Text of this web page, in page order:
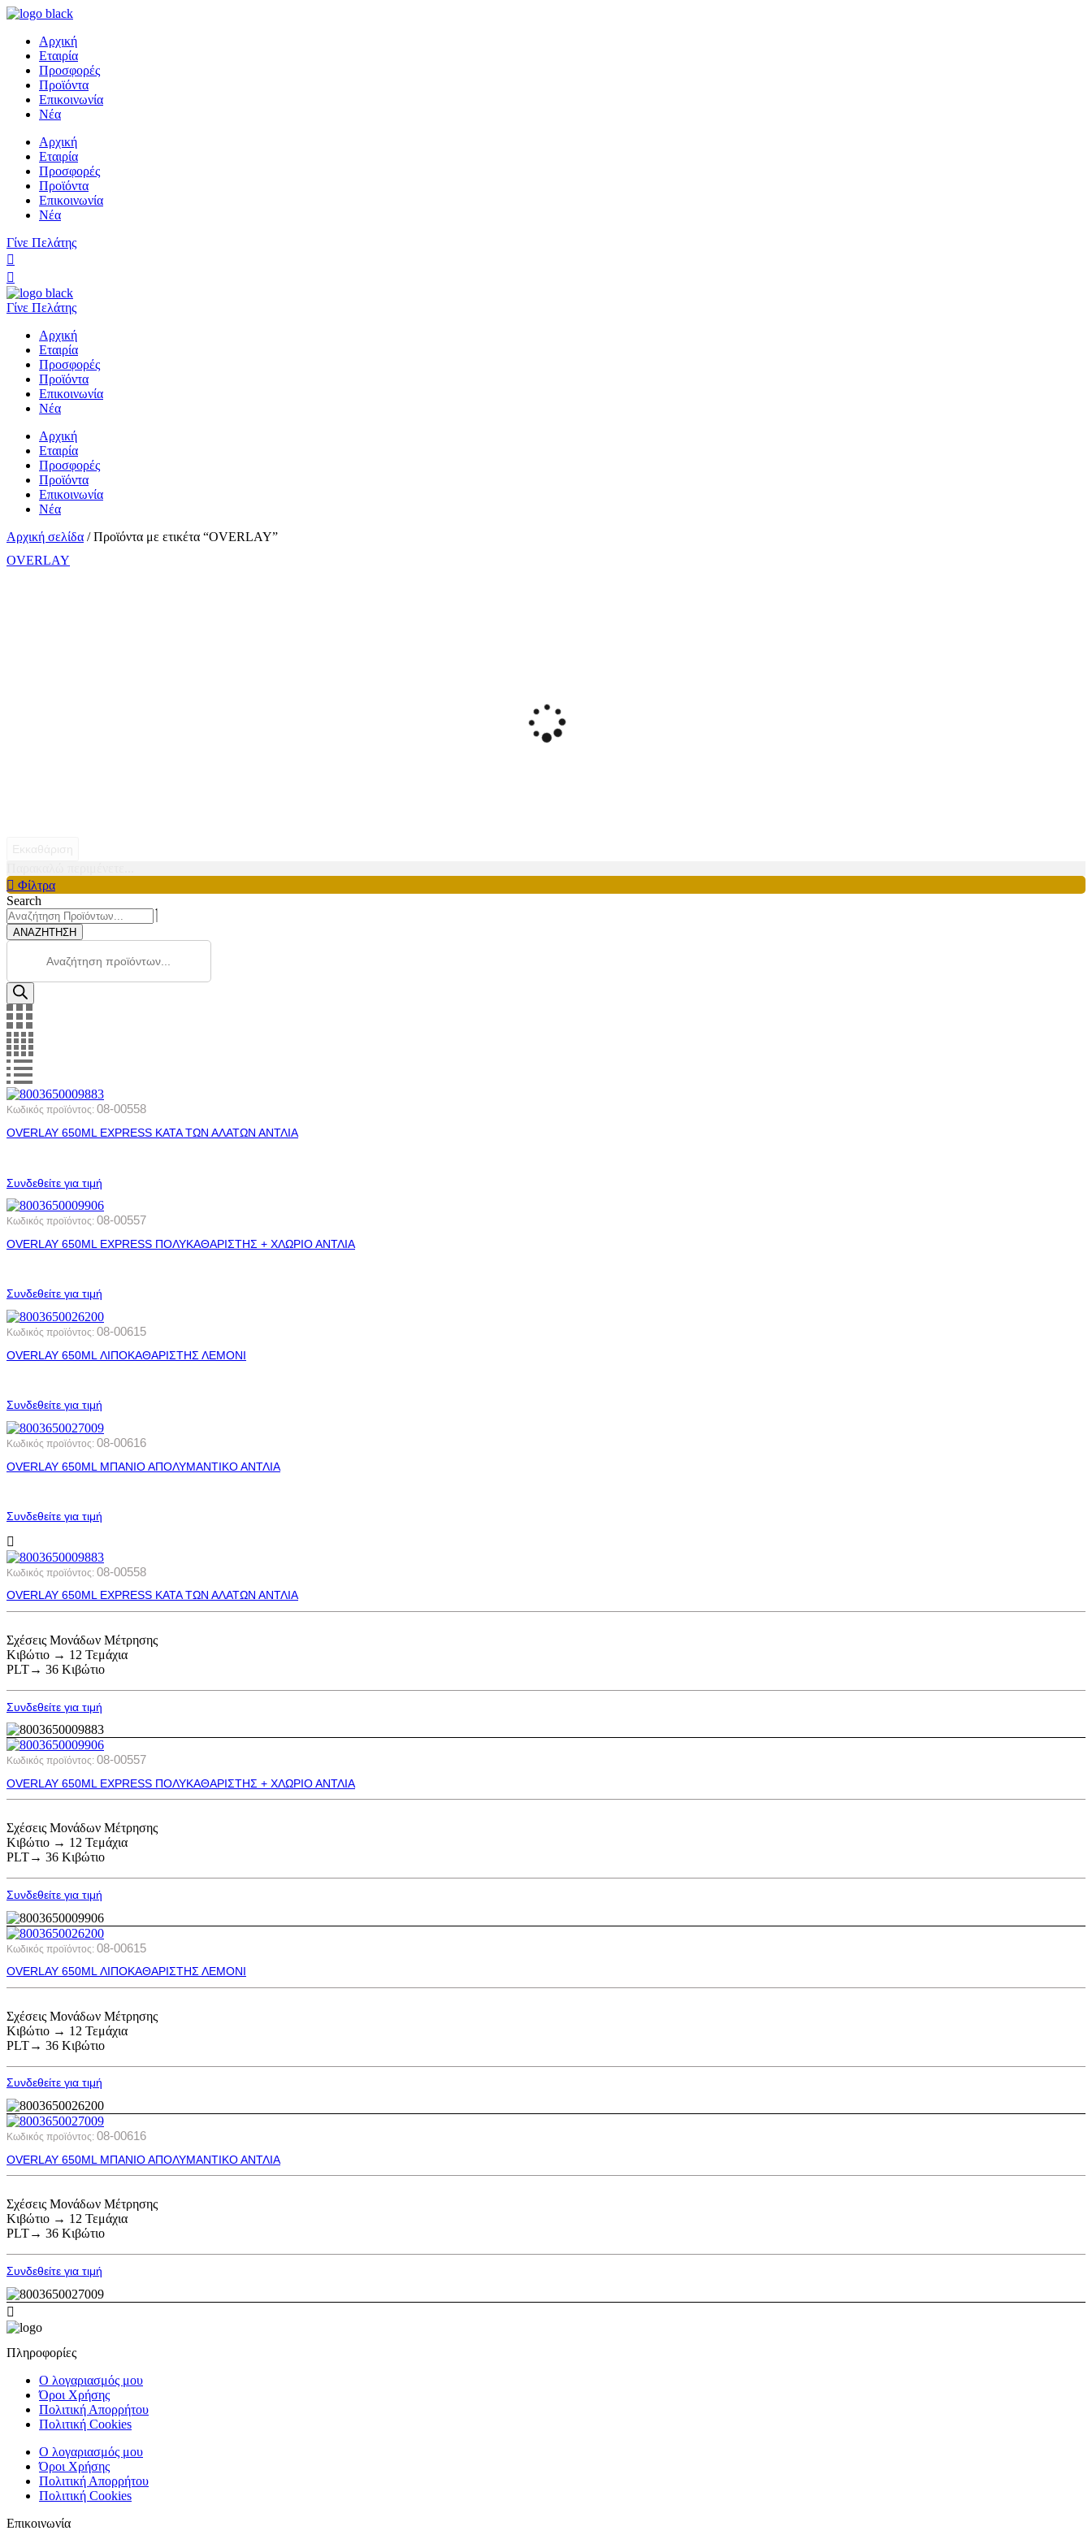
Αρχική
Εταιρία
Προσφορές
Προϊόντα
Επικοινωνία
Νέα
Αρχική
Εταιρία
Προσφορές
Προϊόντα
Επικοινωνία
Νέα
Γίνε Πελάτης
Γίνε Πελάτης
Αρχική
Εταιρία
Προσφορές
Προϊόντα
Επικοινωνία
Νέα
Αρχική
Εταιρία
Προσφορές
Προϊόντα
Επικοινωνία
Νέα
Αρχική σελίδα / Προϊόντα με ετικέτα “OVERLAY”
OVERLAY
Φίλτρα
Search
ΑΝΑΖΗΤΗΣΗ
Products
Κωδικός προϊόντος: 08-00558
OVERLAY 650ML EXPRESS ΚΑΤΑ ΤΩΝ ΑΛΑΤΩΝ ΑΝΤΛΙΑ
Συνδεθείτε για τιμή
Κωδικός προϊόντος: 08-00557
OVERLAY 650ML EXPRESS ΠΟΛΥΚΑΘΑΡΙΣΤΗΣ + ΧΛΩΡΙΟ ΑΝΤΛΙΑ
Συνδεθείτε για τιμή
Κωδικός προϊόντος: 08-00615
OVERLAY 650ML ΛΙΠΟΚΑΘΑΡΙΣΤΗΣ ΛΕΜΟΝΙ
Συνδεθείτε για τιμή
Κωδικός προϊόντος: 08-00616
OVERLAY 650ML ΜΠΑΝΙΟ ΑΠΟΛΥΜΑΝΤΙΚΟ ΑΝΤΛΙΑ
Συνδεθείτε για τιμή
Κωδικός προϊόντος: 08-00558
OVERLAY 650ML EXPRESS ΚΑΤΑ ΤΩΝ ΑΛΑΤΩΝ ΑΝΤΛΙΑ
Σχέσεις Μονάδων Μέτρησης
Κιβώτιο → 12 Τεμάχια
PLT→ 36 Κιβώτιο
Συνδεθείτε για τιμή
Κωδικός προϊόντος: 08-00557
OVERLAY 650ML EXPRESS ΠΟΛΥΚΑΘΑΡΙΣΤΗΣ + ΧΛΩΡΙΟ ΑΝΤΛΙΑ
Σχέσεις Μονάδων Μέτρησης
Κιβώτιο → 12 Τεμάχια
PLT→ 36 Κιβώτιο
Συνδεθείτε για τιμή
Κωδικός προϊόντος: 08-00615
OVERLAY 650ML ΛΙΠΟΚΑΘΑΡΙΣΤΗΣ ΛΕΜΟΝΙ
Σχέσεις Μονάδων Μέτρησης
Κιβώτιο → 12 Τεμάχια
PLT→ 36 Κιβώτιο
Συνδεθείτε για τιμή
Κωδικός προϊόντος: 08-00616
OVERLAY 650ML ΜΠΑΝΙΟ ΑΠΟΛΥΜΑΝΤΙΚΟ ΑΝΤΛΙΑ
Σχέσεις Μονάδων Μέτρησης
Κιβώτιο → 12 Τεμάχια
PLT→ 36 Κιβώτιο
Συνδεθείτε για τιμή
Πληροφορίες
Ο λογαριασμός μου
Όροι Χρήσης
Πολιτική Απορρήτου
Πολιτική Cookies
Ο λογαριασμός μου
Όροι Χρήσης
Πολιτική Απορρήτου
Πολιτική Cookies
Επικοινωνία